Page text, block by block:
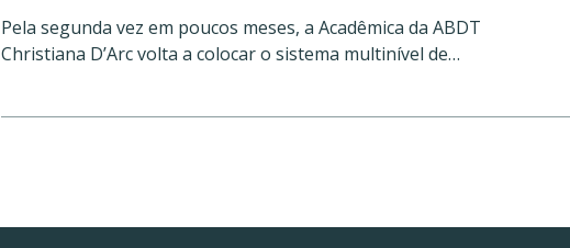
Pela segunda vez em poucos meses, a Acadêmica da ABDT
Christiana D’Arc volta a colocar o sistema multinível de…